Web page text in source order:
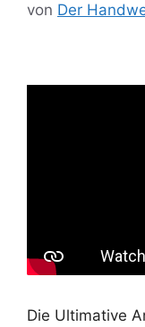
von Der
Die Ultimative